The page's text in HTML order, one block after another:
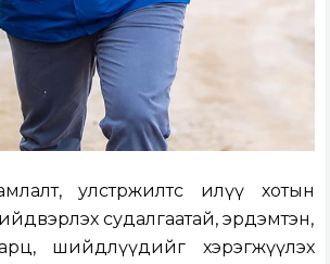
улстөржилтөөс илүү хотын
судалгаатай, эрдэмтэн,
шийдлүүдийг хэрэгжүүлэх